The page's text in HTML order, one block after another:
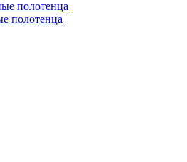
полотенца
полотенца